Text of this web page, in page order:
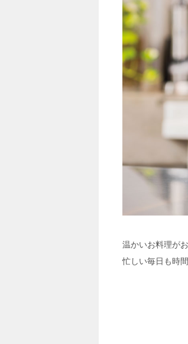
温かいお料理が
忙しい毎日も時